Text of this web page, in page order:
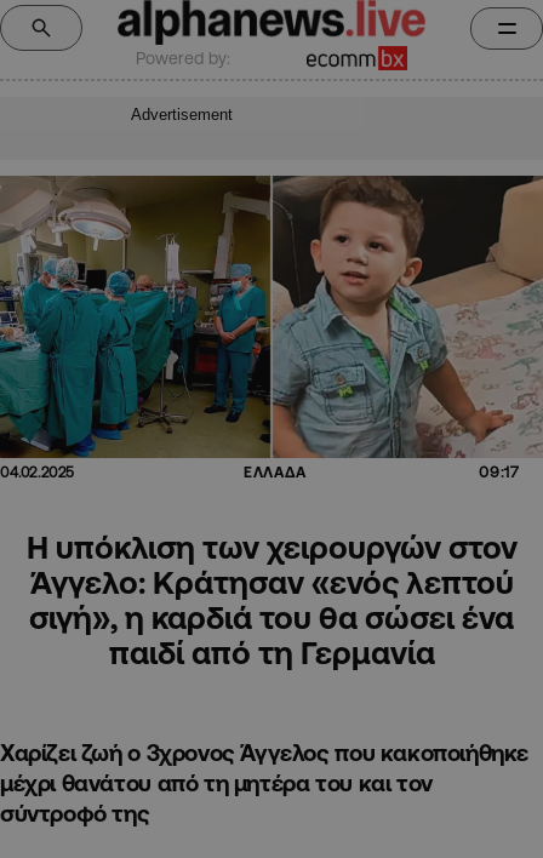
Powered by:
Advertisement
04.02.2025 ΕΛΛΑΔΑ 09:17
Η υπόκλιση των χειρουργών στον
Άγγελο: Κράτησαν «ενός λεπτού
σιγή», η καρδιά του θα σώσει ένα
παιδί από τη Γερμανία
Χαρίζει ζωή ο 3χρονος Άγγελος που κακοποιήθηκε
μέχρι θανάτου από τη μητέρα του και τον
σύντροφό της